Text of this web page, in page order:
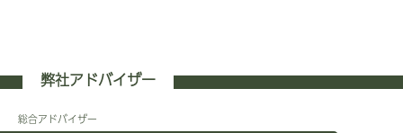
弊社アドバイザー
総合アドバイザー